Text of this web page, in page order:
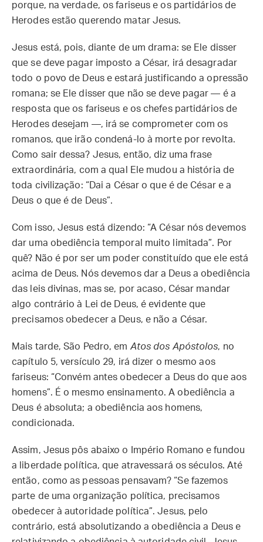
porque, na verdade, os fariseus e os partidários de
Herodes estão querendo matar Jesus.
Jesus está, pois, diante de um drama: se Ele disser
que se deve pagar imposto a César, irá desagradar
todo o povo de Deus e estará justificando a opressão
romana; se Ele disser que não se deve pagar — é a
resposta que os fariseus e os chefes partidários de
Herodes desejam —, irá se comprometer com os
romanos, que irão condená-lo à morte por revolta.
Como sair dessa? Jesus, então, diz uma frase
extraordinária, com a qual Ele mudou a história de
toda civilização: “Dai a César o que é de César e a
Deus o que é de Deus”.
Com isso, Jesus está dizendo: “A César nós devemos
dar uma obediência temporal muito limitada”. Por
quê? Não é por ser um poder constituído que ele está
acima de Deus. Nós devemos dar a Deus a obediência
das leis divinas, mas se, por acaso, César mandar
algo contrário à Lei de Deus, é evidente que
precisamos obedecer a Deus, e não a César.
Mais tarde, São Pedro, em Atos dos Apóstolos, no
capítulo 5, versículo 29, irá dizer o mesmo aos
fariseus: “Convém antes obedecer a Deus do que aos
homens”. É o mesmo ensinamento. A obediência a
Deus é absoluta; a obediência aos homens,
condicionada.
Assim, Jesus pôs abaixo o Império Romano e fundou
a liberdade política, que atravessará os séculos. Até
então, como as pessoas pensavam? “Se fazemos
parte de uma organização política, precisamos
obedecer à autoridade política”. Jesus, pelo
contrário, está absolutizando a obediência a Deus e